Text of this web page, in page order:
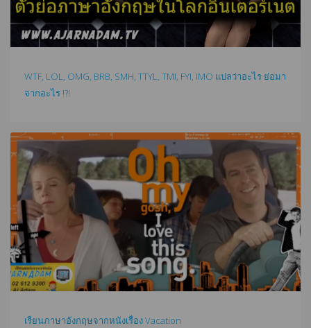
WTF, LOL, OMG, BRB, SMH, TTYL, TMI, FYI, IMO แปลว่าอะไร ย่อมา
จากอะไร !?!
เรียนภาษาอังกฤษจากหนังเรื่อง Vacation